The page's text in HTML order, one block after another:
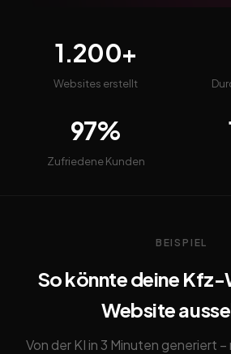
1.200+
Websites erstellt
97%
Zufriedene Kunden
BEISPIEL
So könnte deine
Website
Von der KI in 3 Minuten generiert